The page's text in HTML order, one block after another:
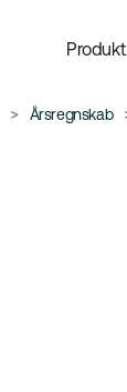
Produkt
Årsregnskab